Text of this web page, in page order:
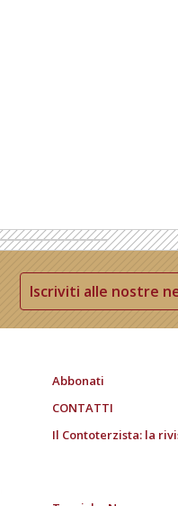
Iscriviti alle nostre
Abbonati
CONTATTI
Il Contoterzista: la